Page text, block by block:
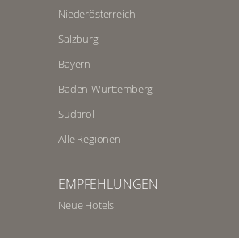
Niederösterreich
Salzburg
Bayern
Baden-Württemberg
Südtirol
Alle Regionen
EMPFEHLUNGEN
Neue Hotels